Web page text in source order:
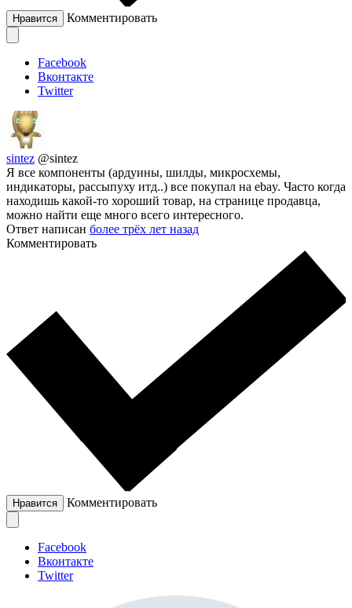
Нравится Комментировать
Facebook
Вконтакте
Twitter
sintez @sintez
Я все компоненты (ардуины, шилды, микросхемы,
индикаторы, рассыпуху итд..) все покупал на ebay. Часто когда
находишь какой-то хороший товар, на странице продавца,
можно найти еще много всего интересного.
Ответ написан более трёх лет назад
Комментировать
Нравится Комментировать
Facebook
Вконтакте
Twitter